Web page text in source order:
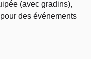
(avec gradins),
des événements